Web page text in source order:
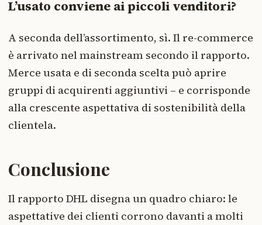
L’usato conviene ai piccoli venditori?
A seconda dell’assortimento, sì. Il re-commerce
è arrivato nel mainstream secondo il rapporto.
Merce usata e di seconda scelta può aprire
gruppi di acquirenti aggiuntivi – e corrisponde
alla crescente aspettativa di sostenibilità della
clientela.
Conclusione
Il rapporto DHL disegna un quadro chiaro: le
aspettative dei clienti corrono davanti a molti